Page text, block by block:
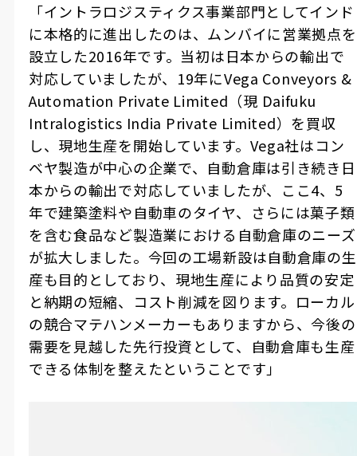
「イントラロジスティクス事業部門としてインド
に本格的に進出したのは、ムンバイに営業拠点を
設立した2016年です。当初は日本からの輸出で
対応していましたが、19年にVega Conveyors &
Automation Private Limited（現 Daifuku
Intralogistics India Private Limited）を買収
し、現地生産を開始しています。Vega社はコン
ベヤ製造が中心の企業で、自動倉庫は引き続き日
本からの輸出で対応していましたが、ここ4、5
年で建築塗料や自動車のタイヤ、さらには菓子類
を含む食品など製造業における自動倉庫のニーズ
が拡大しました。今回の工場新設は自動倉庫の生
産も目的としており、現地生産により品質の安定
と納期の短縮、コスト削減を図ります。ローカル
の競合マテハンメーカーもありますから、今後の
需要を見越した先行投資として、自動倉庫も生産
できる体制を整えたということです」